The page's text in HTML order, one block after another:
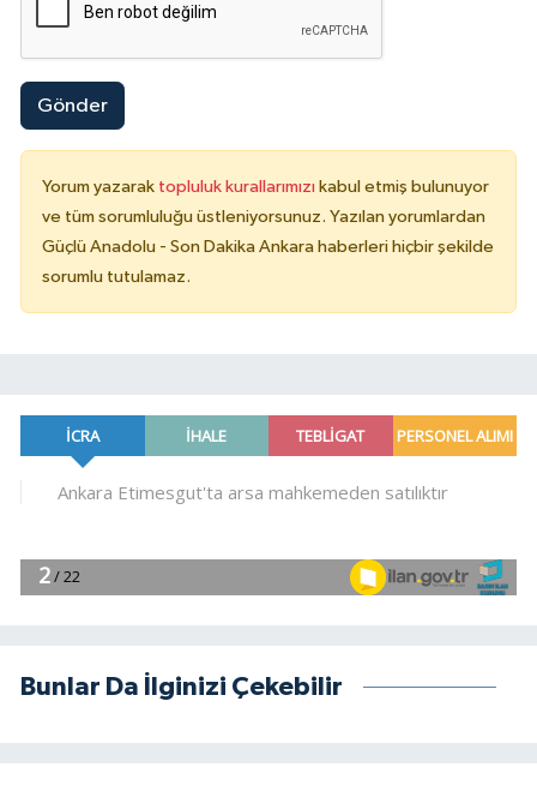
Gönder
Yorum yazarak topluluk kurallarımızı kabul etmiş bulunuyor
ve tüm sorumluluğu üstleniyorsunuz. Yazılan yorumlardan
Güçlü Anadolu - Son Dakika Ankara haberleri hiçbir şekilde
sorumlu tutulamaz.
Bunlar Da İlginizi Çekebilir